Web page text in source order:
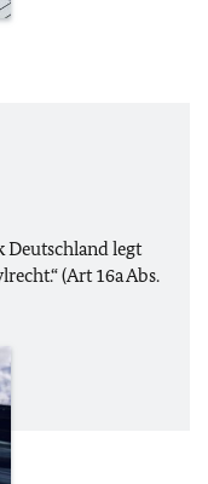
Deutschland legt
(Art 16a Abs.